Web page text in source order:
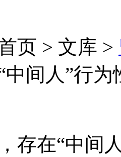
页 > 文库 >
中间人”行为
在“中间人